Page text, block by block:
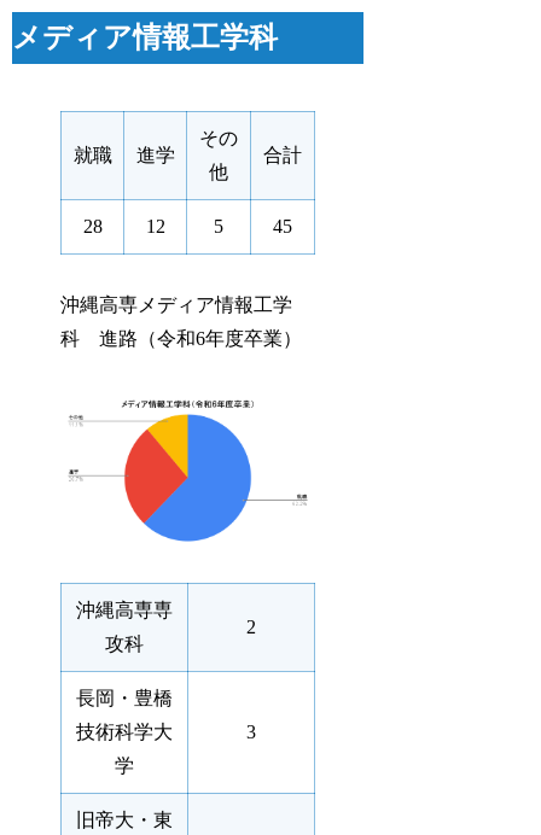
メディア情報工学科
就職 進学
その
他
合計
28 12 5 45
沖縄高専メディア情報工学
科 進路（令和6年度卒業）
沖縄高専専
攻科
2
長岡・豊橋
技術科学大
学
3
旧帝大・東